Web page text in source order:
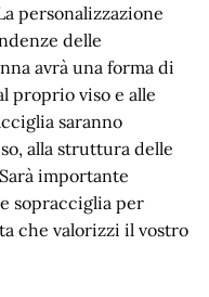
personalizzazione
delle
avrà una forma di
proprio viso e alle
saranno
alla struttura delle
importante
sopracciglia per
che valorizzi il vostro